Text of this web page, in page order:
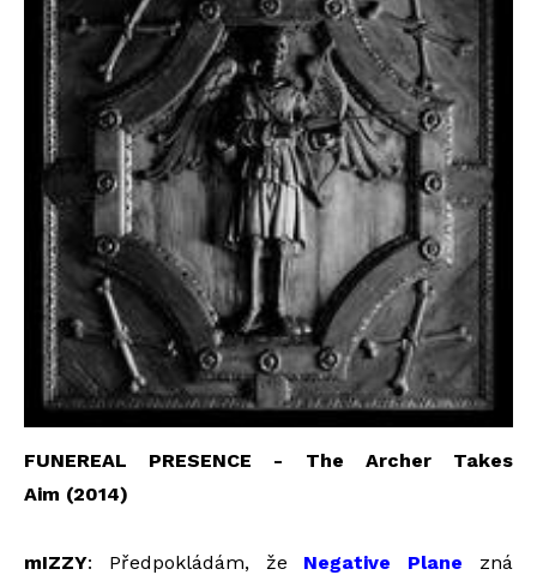
FUNEREAL PRESENCE - The Archer Takes
Aim (2014)
mIZZY: Předpokládám, že Negative Plane zná